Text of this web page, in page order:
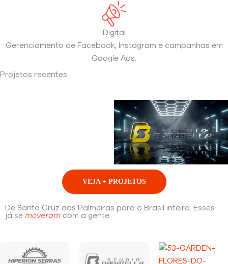
Digital
Gerenciamento de Facebook, Instagram e campanhas em
Google Ads.
Projetos recentes
VEJA + PROJETOS
De Santa Cruz das Palmeiras para o Brasil inteiro. Esses
já se moveram com a gente